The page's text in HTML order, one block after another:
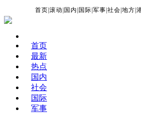
首页 |滚动 国内 国际 |军事 |社会 |地方 |
首页
最新
热点
国内
社会
国际
军事